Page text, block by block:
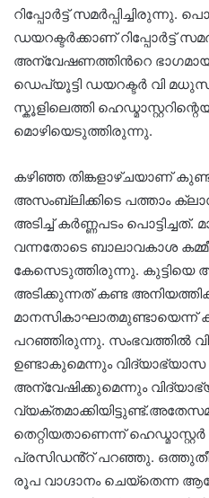
റിപ്പോർട്ട്
ഡയറക്ടർക്കാണ് റിപ്പോർട്ട്
അന്വേഷണത്തിന്‍റെ
ഡെപ്യൂട്ടി ഡയറക്ടർ വി
സ്കൂളിലെത്തി
മൊഴിയെടുത്തിരുന്നു.
കഴിഞ്ഞ തിങ്കളാഴ്ചയാണ്
അസംബ്ലിക്കിടെ പത്താം
അടിച്ച് കർണ്ണപടം
വന്നതോടെ ബാലാവകാശ
കേസെടുത്തിരുന്നു. കുട്ടിയെ
അടിക്കുന്നത് കണ്ട
മാനസികാഘാതമുണ്ടായെന്ന്
പറഞ്ഞിരുന്നു. സംഭവത്തിൽ
ഉണ്ടാകുമെന്നും
അന്വേഷിക്കുമെന്നും
തെറ്റിയതാണെന്ന് ഹെഡ്മാസ്റ്റർ
പ്രസിഡൻ്റ് പറഞ്ഞു.
രൂപ വാഗ്ദാനം ചെയ്തെന്ന